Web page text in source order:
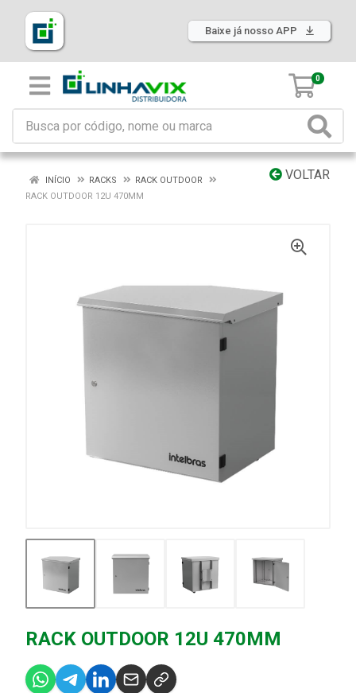
Baixe já nosso APP
0
VOLTAR
INÍCIO RACKS
RACK OUTDOOR
RACK OUTDOOR 12U 470MM
RACK OUTDOOR 12U 470MM